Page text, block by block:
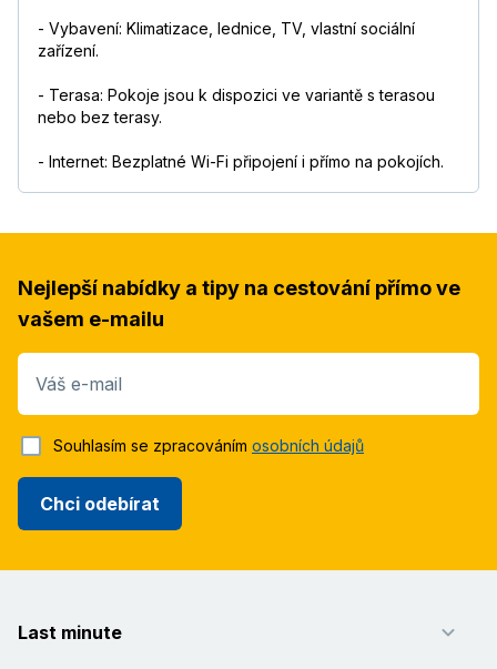
- Vybavení: Klimatizace, lednice, TV, vlastní sociální
zařízení.
- Terasa: Pokoje jsou k dispozici ve variantě s terasou
nebo bez terasy.
- Internet: Bezplatné Wi-Fi připojení i přímo na pokojích.
Nejlepší nabídky a tipy na cestování přímo ve
vašem e-mailu
Váš e-mail
Chci odebírat
Souhlasím se zpracováním osobních údajů
Last minute